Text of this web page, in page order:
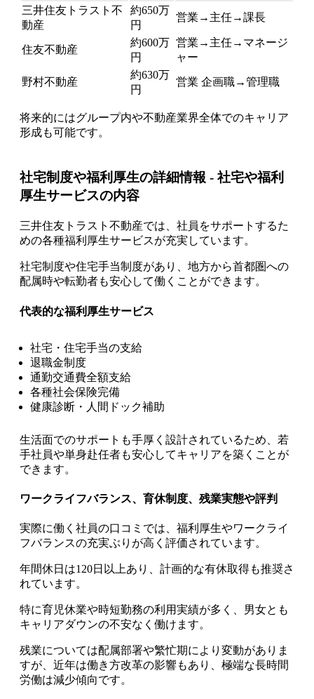
三井住友トラスト不
動産
約650万
円
営業→主任→課長
住友不動産
約600万
円
営業→主任→マネージ
ャー
野村不動産
約630万
円
営業 企画職→管理職
将来的にはグループ内や不動産業界全体でのキャリア
形成も可能です。
社宅制度や福利厚生の詳細情報 - 社宅や福利
厚生サービスの内容
三井住友トラスト不動産では、社員をサポートするた
めの各種福利厚生サービスが充実しています。
社宅制度や住宅手当制度があり、地方から首都圏への
配属時や転勤者も安心して働くことができます。
代表的な福利厚生サービス
社宅・住宅手当の支給
退職金制度
通勤交通費全額支給
各種社会保険完備
健康診断・人間ドック補助
生活面でのサポートも手厚く設計されているため、若
手社員や単身赴任者も安心してキャリアを築くことが
できます。
ワークライフバランス、育休制度、残業実態や評判
実際に働く社員の口コミでは、福利厚生やワークライ
フバランスの充実ぶりが高く評価されています。
年間休日は120日以上あり、計画的な有休取得も推奨さ
れています。
特に育児休業や時短勤務の利用実績が多く、男女とも
キャリアダウンの不安なく働けます。
残業については配属部署や繁忙期により変動がありま
すが、近年は働き方改革の影響もあり、極端な長時間
労働は減少傾向です。